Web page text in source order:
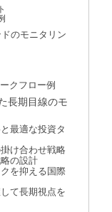
のモニタリン
クフロー例
長期目線のモ
最適な投資タ
け合わせ戦略
の設計
を抑える国際
て長期視点を